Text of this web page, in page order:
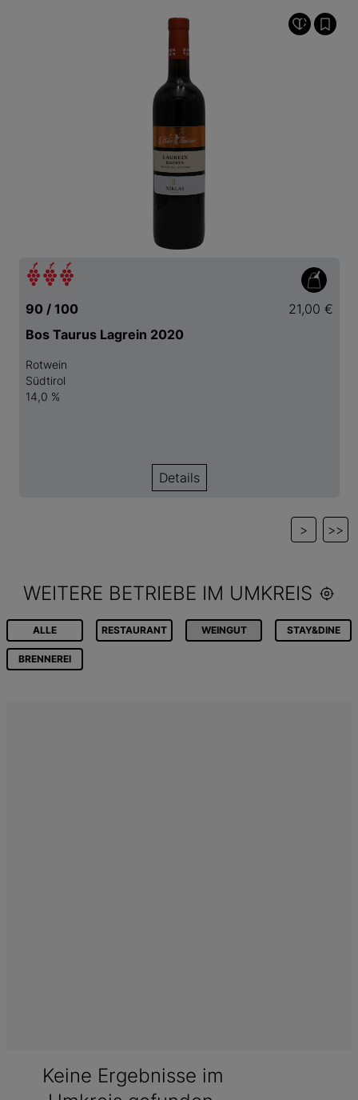
90 / 100
21,00 €
Bos Taurus Lagrein 2020
Rotwein
Südtirol
14,0 %
Details
> >>
WEITERE BETRIEBE IM UMKREIS
ALLE RESTAURANT WEINGUT STAY&DINE
BRENNEREI
Keine Ergebnisse im